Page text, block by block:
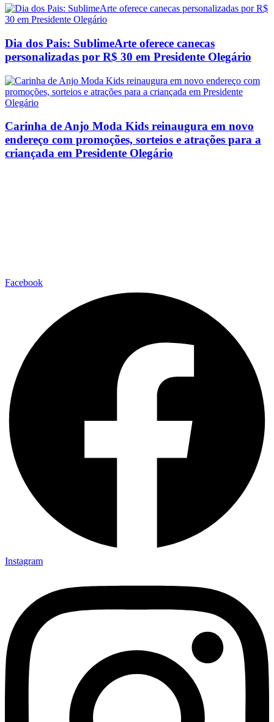
Dia dos Pais: SublimeArte oferece canecas
personalizadas por R$ 30 em Presidente Olegário
Carinha de Anjo Moda Kids reinaugura em novo
endereço com promoções, sorteios e atrações para a
criançada em Presidente Olegário
Facebook
Instagram